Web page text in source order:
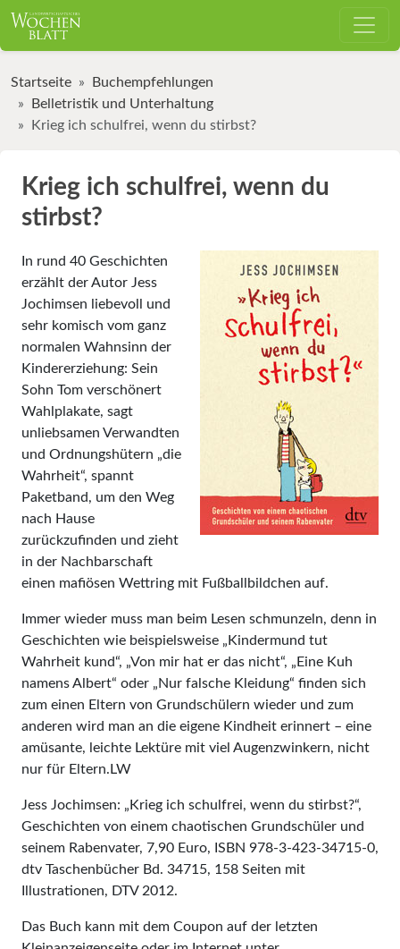
Startseite
Buchempfehlungen
Belletristik und Unterhaltung
Krieg ich schulfrei, wenn du stirbst?
Krieg ich schulfrei, wenn du
stirbst?
In rund 40 Geschichten
erzählt der Autor Jess
Jochimsen liebevoll und
sehr komisch vom ganz
normalen Wahnsinn der
Kindererziehung: Sein
Sohn Tom verschönert
Wahlplakate, sagt
unliebsamen Verwandten
und Ordnungshütern „die
Wahrheit“, spannt
Paketband, um den Weg
nach Hause
zurückzufinden und zieht
in der Nachbarschaft
einen mafiösen Wettring mit Fußballbildchen auf.
Immer wieder muss man beim Lesen schmunzeln, denn in
Geschichten wie beispielsweise „Kindermund tut
Wahrheit kund“, „Von mir hat er das nicht“, „Eine Kuh
namens Albert“ oder „Nur falsche Kleidung“ finden sich
zum einen Eltern von Grundschülern wieder und zum
anderen wird man an die eigene Kindheit erinnert – eine
amüsante, leichte Lektüre mit viel Augenzwinkern, nicht
nur für Eltern.LW
Jess Jochimsen: „Krieg ich schulfrei, wenn du stirbst?“,
Geschichten von einem chaotischen Grundschüler und
seinem Rabenvater, 7,90 Euro, ISBN 978-3-423-34715-0,
dtv Taschenbücher Bd. 34715, 158 Seiten mit
Illustrationen, DTV 2012.
Das Buch kann mit dem Coupon auf der letzten